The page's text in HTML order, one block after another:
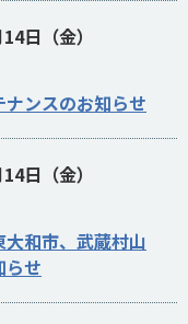
日（金）
ナンスのお知らせ
日（金）
大和市、武蔵村山
らせ